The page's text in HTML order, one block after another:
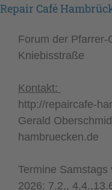
Repair Café
Forum der Pfarrer-
Kniebisstraße
Kontakt:
http://repaircafe-
Gerald
hambruecken.de
Termine Samstags
2026: 7.2.,